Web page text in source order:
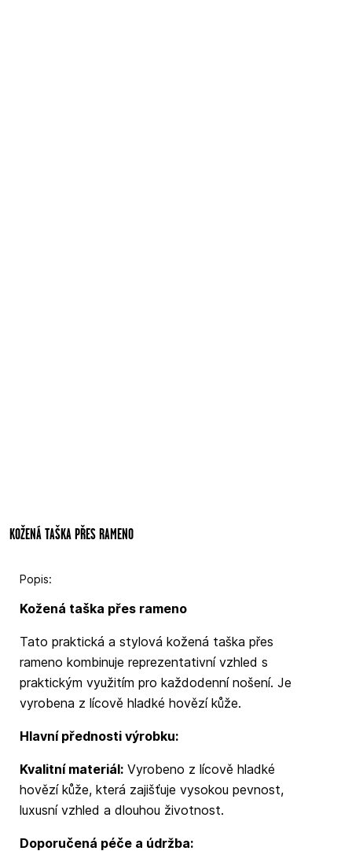
KOŽENÁ TAŠKA PŘES RAMENO
Popis:
Kožená taška přes rameno
Tato praktická a stylová kožená taška přes
rameno kombinuje reprezentativní vzhled s
praktickým využitím pro každodenní nošení. Je
vyrobena z lícově hladké hovězí kůže.
Hlavní přednosti výrobku:
Kvalitní materiál:Vyrobeno z lícově hladké
hovězí kůže, která zajišťuje vysokou pevnost,
luxusní vzhled a dlouhou životnost.
Doporučená péče a údržba: